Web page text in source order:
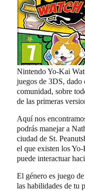
Nintendo Yo-Kai
juegos de 3DS, dado
comunidad, sobre
de las primeras
Aquí nos
podrás manejar a
ciudad de St.
el que existen los
puede interactuar
El género es juego
las habilidades de tu